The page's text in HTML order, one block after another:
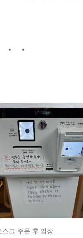
스크 주문 후 입장